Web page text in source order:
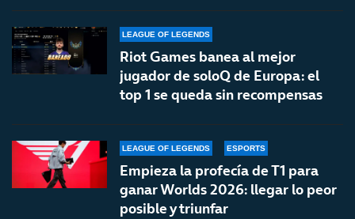
LEAGUE OF LEGENDS
Riot Games banea al mejor
jugador de soloQ de Europa: el
top 1 se queda sin recompensas
LEAGUE OF LEGENDS ESPORTS
Empieza la profecía de T1 para
ganar Worlds 2026: llegar lo peor
posible y triunfar